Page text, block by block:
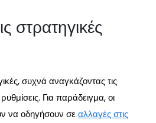
στρατηγικές
συχνά αναγκάζοντας τις
Για παράδειγμα, οι
να οδηγήσουν σεαλλαγές στις